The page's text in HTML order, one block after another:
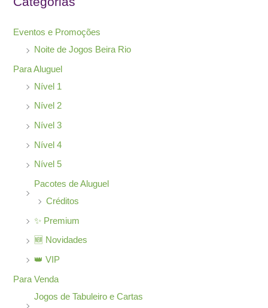
rEventos e Promoções
Noite de Jogos Beira Rio
Para Aluguel
Nível 1
Nível 2
Nível 3
Nível 4
Nível 5
Pacotes de Aluguel
Créditos
✨ Premium
🆕 Novidades
👑 VIP
Para Venda
Jogos de Tabuleiro e Cartas